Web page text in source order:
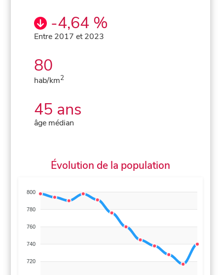
-4,64 %
Entre 2017 et 2023
80
hab/km2
45 ans
âge médian
Évolution de la population
800
780
760
740
720